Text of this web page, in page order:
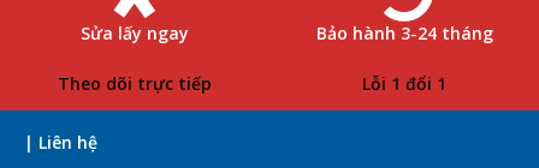
Sửa lấy ngay
Theo dõi trực tiếp
Bảo hành 3-24 tháng
Lỗi 1 đổi 1
| Liên hệ